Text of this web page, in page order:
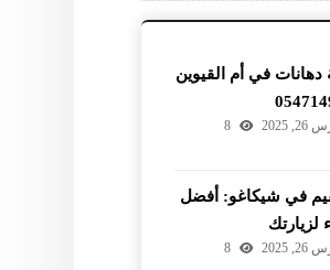
في أم القيوين
2025
8
في شيكاغو: أفضل
لزيارتك
2025
8